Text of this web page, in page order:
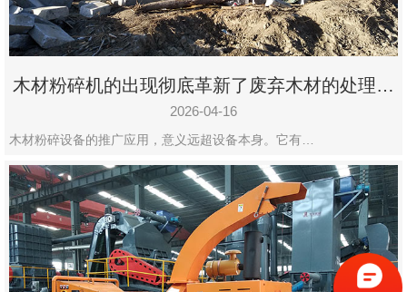
木材粉碎机的出现彻底革新了废弃木材的处理模
式
2026-04-16
木材粉碎设备的推广应用，意义远超设备本身。它有…